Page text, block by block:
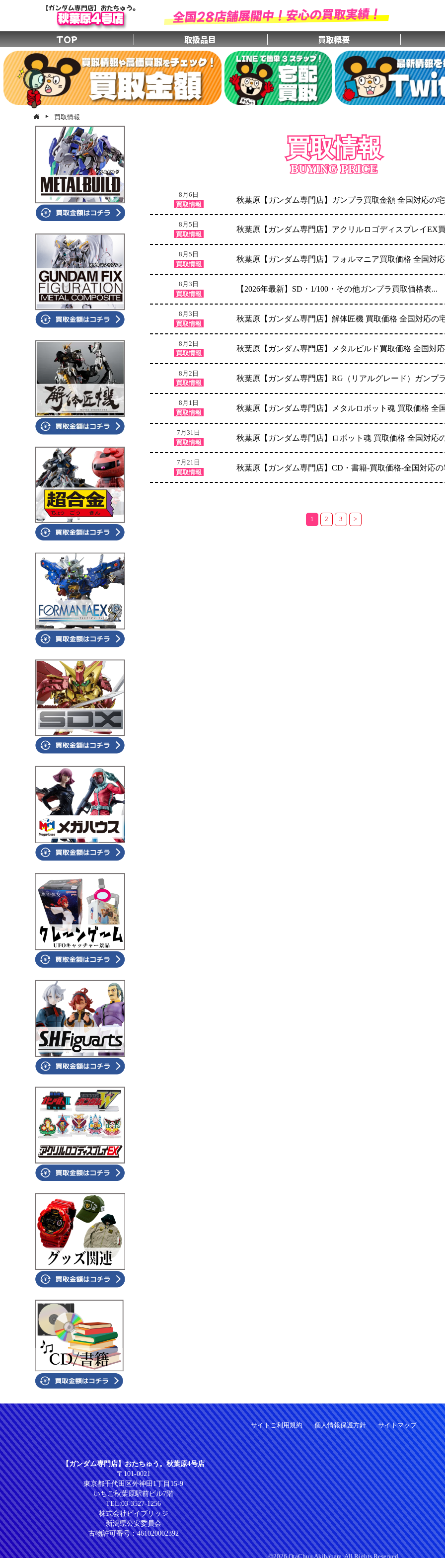
【ガンダム専門店】おたちゅう。
秋葉原4号店 全国28店舗展開中！安心の買取実績！
TOP 取扱品目 買取概要
買取情報
買取情報
BUYING PRICE
買取情報
BUYING PRICE
8月6日
買取情報
秋葉原【ガンダム専門店】ガンプラ買取金額 全国対応の
8月5日
買取情報
秋葉原【ガンダム専門店】アクリルロゴディスプレイEX
8月5日
買取情報
秋葉原【ガンダム専門店】フォルマニア買取価格 全国対
8月3日
買取情報
【2026年最新】SD・1/100・その他ガンプラ買取価格表...
8月3日
買取情報
秋葉原【ガンダム専門店】解体匠機 買取価格 全国対応の
8月2日
買取情報
秋葉原【ガンダム専門店】メタルビルド買取価格 全国対
8月2日
買取情報
秋葉原【ガンダム専門店】RG（リアルグレード）ガンプ
8月1日
買取情報
秋葉原【ガンダム専門店】メタルロボット魂 買取価格 全
7月31日
買取情報
秋葉原【ガンダム専門店】ロボット魂 買取価格 全国対応
7月21日
買取情報
秋葉原【ガンダム専門店】CD・書籍-買取価格-全国対応の
1 2 3 >
サイトご利用規約 個人情報保護方針 サイトマップ
【ガンダム専門店】おたちゅう。秋葉原4号店
〒101-0021
東京都千代田区外神田1丁目15-9
いちご秋葉原駅前ビル7階
TEL:03-3527-1256
株式会社ビイブリッジ
新潟県公安委員会
古物許可番号：461020002392
©2026 OtaChuu Akihabara. All Rights Reserved.